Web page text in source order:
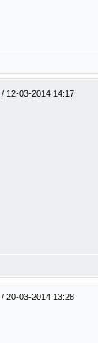
/ 12-03-2014 14:17
/ 20-03-2014 13:28